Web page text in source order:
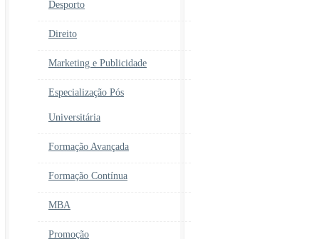
Desporto
Direito
Marketing e Publicidade
Especialização Pós
Universitária
Formação Avançada
Formação Contínua
MBA
Promoção